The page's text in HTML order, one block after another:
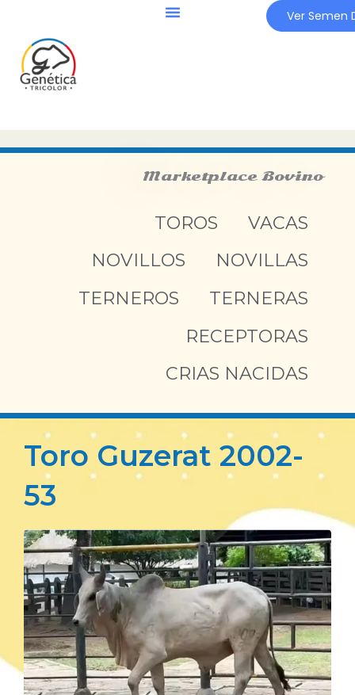
contenido
Ver Semen
Marketplace Bovino
TOROS
VACAS
NOVILLOS
NOVILLAS
TERNEROS
TERNERAS
RECEPTORAS
CRIAS NACIDAS
Toro Guzerat 2002-
53